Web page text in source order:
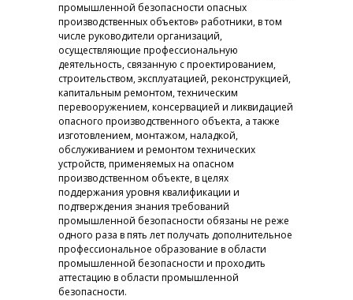
промышленной безопасности опасных
производственных объектов» работники, в том
числе руководители организаций,
осуществляющие профессиональную
деятельность, связанную с проектированием,
строительством, эксплуатацией, реконструкцией,
капитальным ремонтом, техническим
перевооружением, консервацией и ликвидацией
опасного производственного объекта, а также
изготовлением, монтажом, наладкой,
обслуживанием и ремонтом технических
устройств, применяемых на опасном
производственном объекте, в целях
поддержания уровня квалификации и
подтверждения знания требований
промышленной безопасности обязаны не реже
одного раза в пять лет получать дополнительное
профессиональное образование в области
промышленной безопасности и проходить
аттестацию в области промышленной
безопасности.